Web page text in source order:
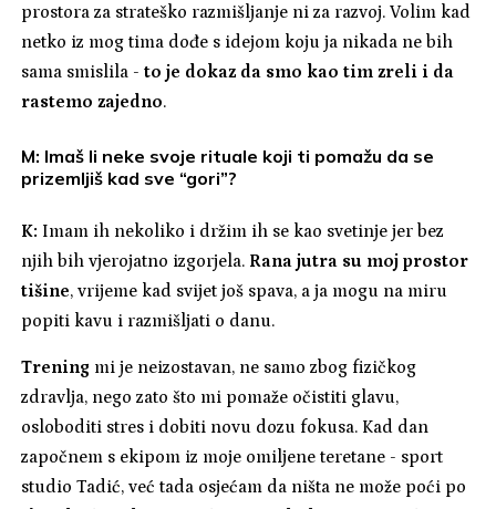
prostora za strateško razmišljanje ni za razvoj. Volim kad
netko iz mog tima dođe s idejom koju ja nikada ne bih
sama smislila -to je dokaz da smo kao tim zreli i da
rastemo zajedno.
M: Imaš li neke svoje rituale koji ti pomažu da se
prizemljiš kad sve “gori”?
K: Imam ih nekoliko i držim ih se kao svetinje jer bez
njih bih vjerojatno izgorjela. Rana jutra su moj prostor
tišine, vrijeme kad svijet još spava, a ja mogu na miru
popiti kavu i razmišljati o danu.
Trening mi je neizostavan, ne samo zbog fizičkog
zdravlja, nego zato što mi pomaže očistiti glavu,
osloboditi stres i dobiti novu dozu fokusa. Kad dan
započnem s ekipom iz moje omiljene teretane - sport
studio Tadić, već tada osjećam da ništa ne može poći po